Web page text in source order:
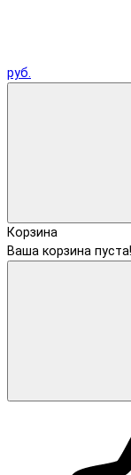
руб.
Корзина
Ваша корзина пуста!